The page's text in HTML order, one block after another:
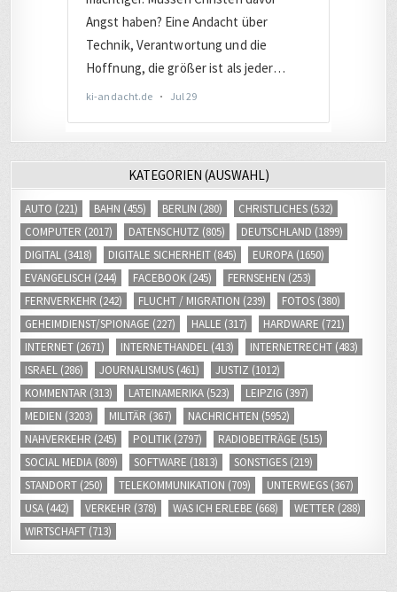
KATEGORIEN (AUSWAHL)
AUTO (221) BAHN (455) BERLIN (280) CHRISTLICHES (532)
COMPUTER (2017) DATENSCHUTZ (805) DEUTSCHLAND (1899)
DIGITAL (3418) DIGITALE SICHERHEIT (845) EUROPA (1650)
EVANGELISCH (244) FACEBOOK (245) FERNSEHEN (253)
FERNVERKEHR (242) FLUCHT / MIGRATION (239) FOTOS (380)
GEHEIMDIENST/SPIONAGE (227) HALLE (317) HARDWARE (721)
INTERNET (2671) INTERNETHANDEL (413) INTERNETRECHT (483)
ISRAEL (286) JOURNALISMUS (461) JUSTIZ (1012)
KOMMENTAR (313) LATEINAMERIKA (523) LEIPZIG (397)
MEDIEN (3203) MILITÄR (367) NACHRICHTEN (5952)
NAHVERKEHR (245) POLITIK (2797) RADIOBEITRÄGE (515)
SOCIAL MEDIA (809) SOFTWARE (1813) SONSTIGES (219)
STANDORT (250) TELEKOMMUNIKATION (709) UNTERWEGS (367)
USA (442) VERKEHR (378) WAS ICH ERLEBE (668) WETTER (288)
WIRTSCHAFT (713)